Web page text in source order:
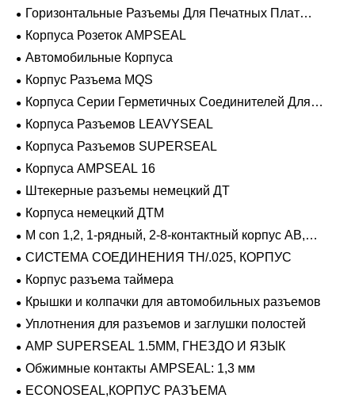
Горизонтальные Разъемы Для Печатных Плат
AMPSEAL
Корпуса Розеток AMPSEAL
Автомобильные Корпуса
Корпус Разъема MQS
Корпуса Серии Герметичных Соединителей Для
Тяжелых Условий Эксплуатации
Корпуса Разъемов LEAVYSEAL
Корпуса Разъемов SUPERSEAL
Корпуса AMPSEAL 16
Штекерные разъемы немецкий ДТ
Корпуса немецкий ДТМ
M con 1,2, 1-рядный, 2-8-контактный корпус AB,
герметичный
СИСТЕМА СОЕДИНЕНИЯ TH/.025, КОРПУС
Корпус разъема таймера
Крышки и колпачки для автомобильных разъемов
Уплотнения для разъемов и заглушки полостей
AMP SUPERSEAL 1.5MM, ГНЕЗДО И ЯЗЫК
Обжимные контакты AMPSEAL: 1,3 мм
ECONOSEAL,КОРПУС РАЗЪЕМА